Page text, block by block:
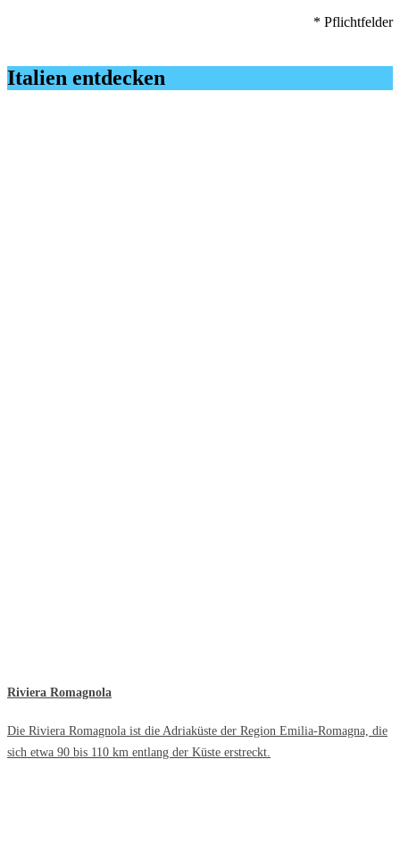
* Pflichtfelder
Italien entdecken
Riviera Romagnola
Die Riviera Romagnola ist die Adriaküste der Region Emilia-Romagna, die
sich etwa 90 bis 110 km entlang der Küste erstreckt.